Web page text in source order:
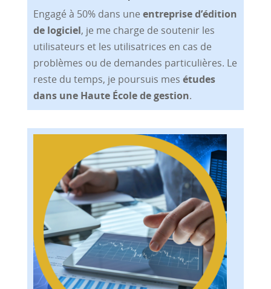
Engagé à 50% dans une entreprise d’édition
de logiciel, je me charge de soutenir les
utilisateurs et les utilisatrices en cas de
problèmes ou de demandes particulières. Le
reste du temps, je poursuis mes études
dans une Haute École de gestion.